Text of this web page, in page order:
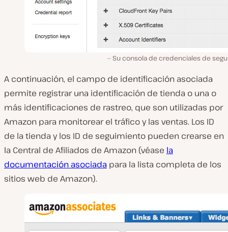
Su consola de credenciales de
A continuación, el campo de identificación asociada
permite registrar una identificación de tienda o una o
más identificaciones de rastreo, que son utilizadas por
Amazon para monitorear el tráfico y las ventas. Los ID
de la tienda y los ID de seguimiento pueden crearse en
la Central de Afiliados de Amazon (véase la
documentación asociada para la lista completa de los
sitios web de Amazon).